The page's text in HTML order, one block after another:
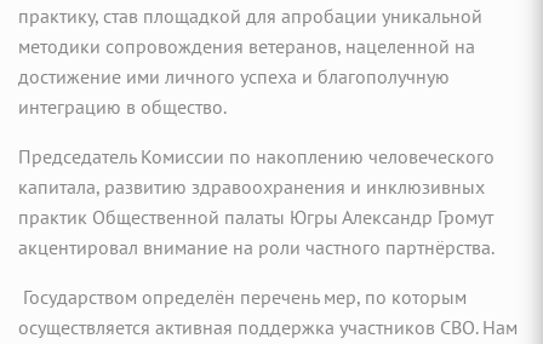
практику, став площадкой для апробации уникальной
методики сопровождения ветеранов, нацеленной на
достижение ими личного успеха и благополучную
интеграцию в общество.
Председатель Комиссии по накоплению человеческого
капитала, развитию здравоохранения и инклюзивных
практик Общественной палаты Югры Александр Громут
акцентировал внимание на роли частного партнёрства.
Государством определён перечень мер, по которым
осуществляется активная поддержка участников СВО. Нам